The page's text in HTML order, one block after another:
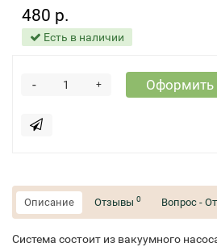
480 р.
Есть в наличии
+
- Оформить
Описание Отзывы 0 Вопрос -
Система состоит из вакуумного